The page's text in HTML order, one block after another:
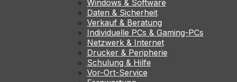
Windows & Software
Daten & Sicherheit
Verkauf & Beratung
Individuelle PCs & Gaming-PCs
Netzwerk & Internet
Drucker & Peripherie
Schulung & Hilfe
Vor-Ort-Service